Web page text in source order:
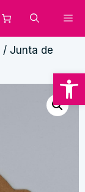
Abrir
/ Junta de